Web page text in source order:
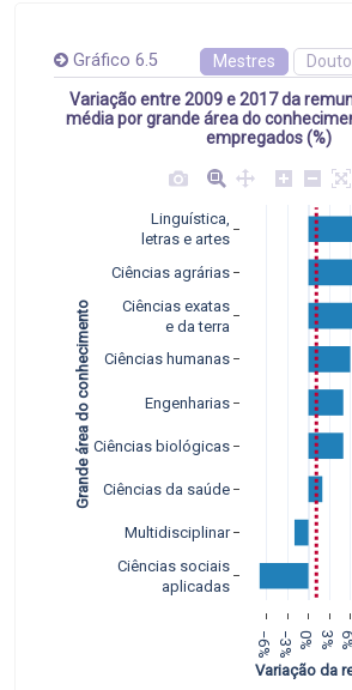
Gráfico 6.5 Mestres
Variação entre 2009 e 2017 da
média por grande área do
empregados (%)
−6% −3% 0% 3% 6%
Ciências sociais
aplicadas
Multidisciplinar
Ciências da saúde
Ciências biológicas
Engenharias
Ciências humanas
Ciências exatas
e da terra
Ciências agrárias
Linguística,
letras e artes
Variação da
Grande área do conhecimento